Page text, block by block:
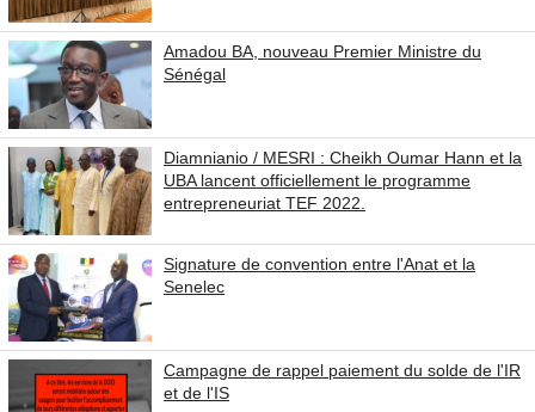
Amadou BA, nouveau Premier Ministre du
Sénégal
Diamnianio / MESRI : Cheikh Oumar Hann et la
UBA lancent officiellement le programme
entrepreneuriat TEF 2022.
Signature de convention entre l'Anat et la
Senelec
Campagne de rappel paiement du solde de l'IR
et de l'IS